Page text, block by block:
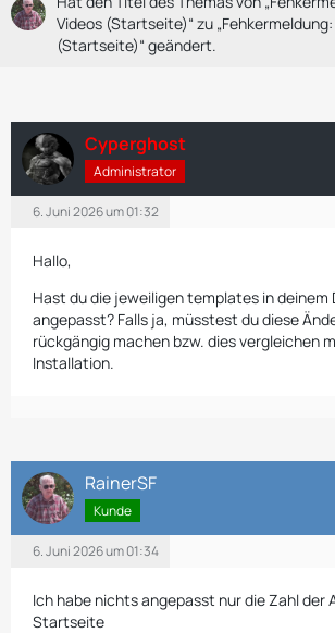
Videos (Startseite)“ zu
(Startseite)“ geändert.
Cyperghost
Administrator
6. Juni 2026 um 01:32
Hallo,
Hast du die jeweiligen templates in deinem
angepasst? Falls ja, müsstest du diese
rückgängig machen bzw. dies vergleichen
Installation.
RainerSF
Kunde
6. Juni 2026 um 01:34
Ich habe nichts angepasst nur die Zahl der
Startseite